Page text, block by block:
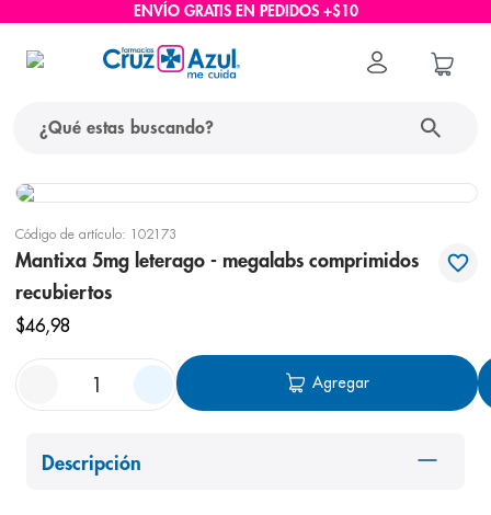
ENVÍO GRATIS EN PEDIDOS +$10
Código de artículo: 102173
Mantixa 5mg leterago - megalabs comprimidos
recubiertos
$46,98
Agregar
Descripción
términos más buscados
protector solar
2. pañales
3.
4. cerave
shampoo